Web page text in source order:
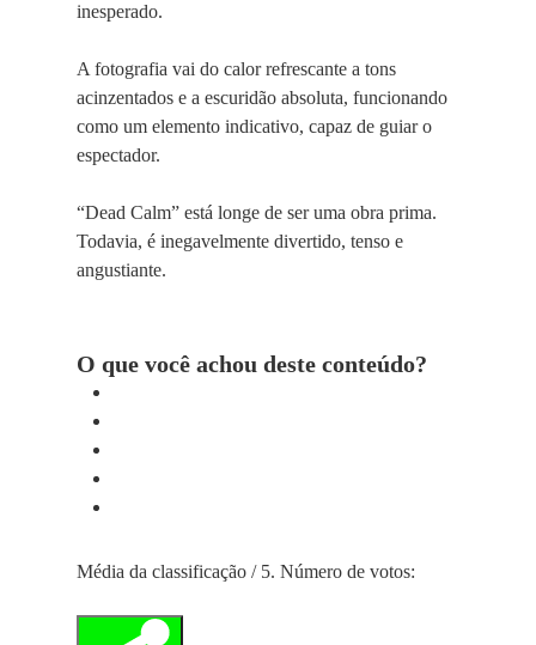
inesperado.
A fotografia vai do calor refrescante a tons
acinzentados e a escuridão absoluta, funcionando
como um elemento indicativo, capaz de guiar o
espectador.
“Dead Calm” está longe de ser uma obra prima.
Todavia, é inegavelmente divertido, tenso e
angustiante.
O que você achou deste conteúdo?
Média da classificação / 5. Número de votos: